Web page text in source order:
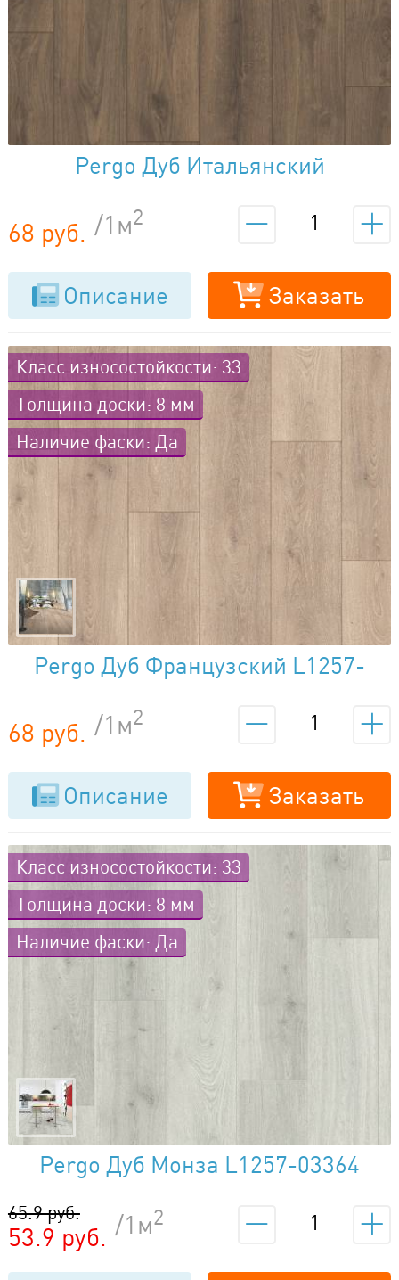
Pergo Дуб Итальянский
Коричневый L1257-04669
68 руб. /1м2
Описание Заказать
Класс износостойкости: 33
Толщина доски: 8 мм
Наличие фаски: Да
Pergo Дуб Французский L1257-
68 руб. /1м2
Описание Заказать
Класс износостойкости: 33
Толщина доски: 8 мм
Наличие фаски: Да
Pergo Дуб Монза L1257-03364
53.9 руб.
65.9 руб. /1м2